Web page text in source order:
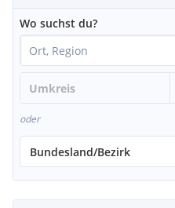
Wo suchst du?
oder
Bundesland/Bezirk